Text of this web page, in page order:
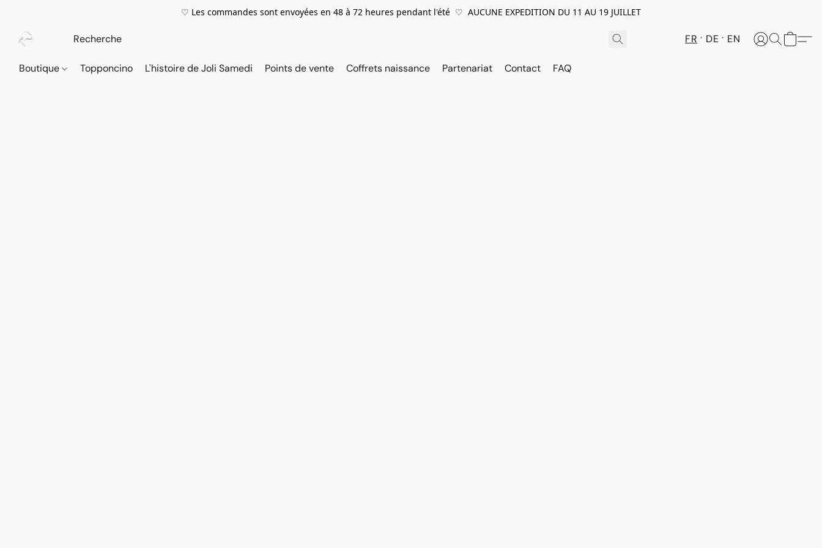
♡ Les commandes sont envoyées en 48 à 72 heures pendant l'été ♡ AUCUNE EXPEDITION DU 11 AU 19 JUILLET
FR DE EN
Boutique Topponcino L'histoire de Joli Samedi Points de vente Coffrets naissance Partenariat Contact FAQ